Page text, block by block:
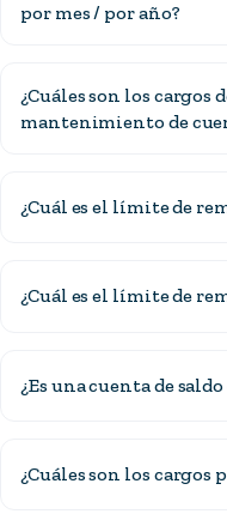
por mes / por año?
¿Cuáles son los cargos
mantenimiento de
¿Cuál es el límite de
¿Cuál es el límite de
¿Es una cuenta de saldo
¿Cuáles son los cargos